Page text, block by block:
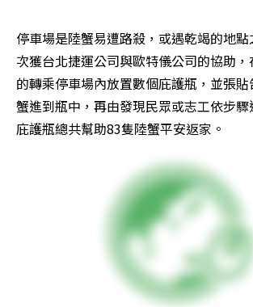
停車場是陸蟹易遭路殺，或遇乾竭的地
次獲台北捷運公司與歐特儀公司的協助
的轉乘停車場內放置數個庇護瓶，並張
蟹進到瓶中，再由發現民眾或志工依步
庇護瓶總共幫助83隻陸蟹平安返家。